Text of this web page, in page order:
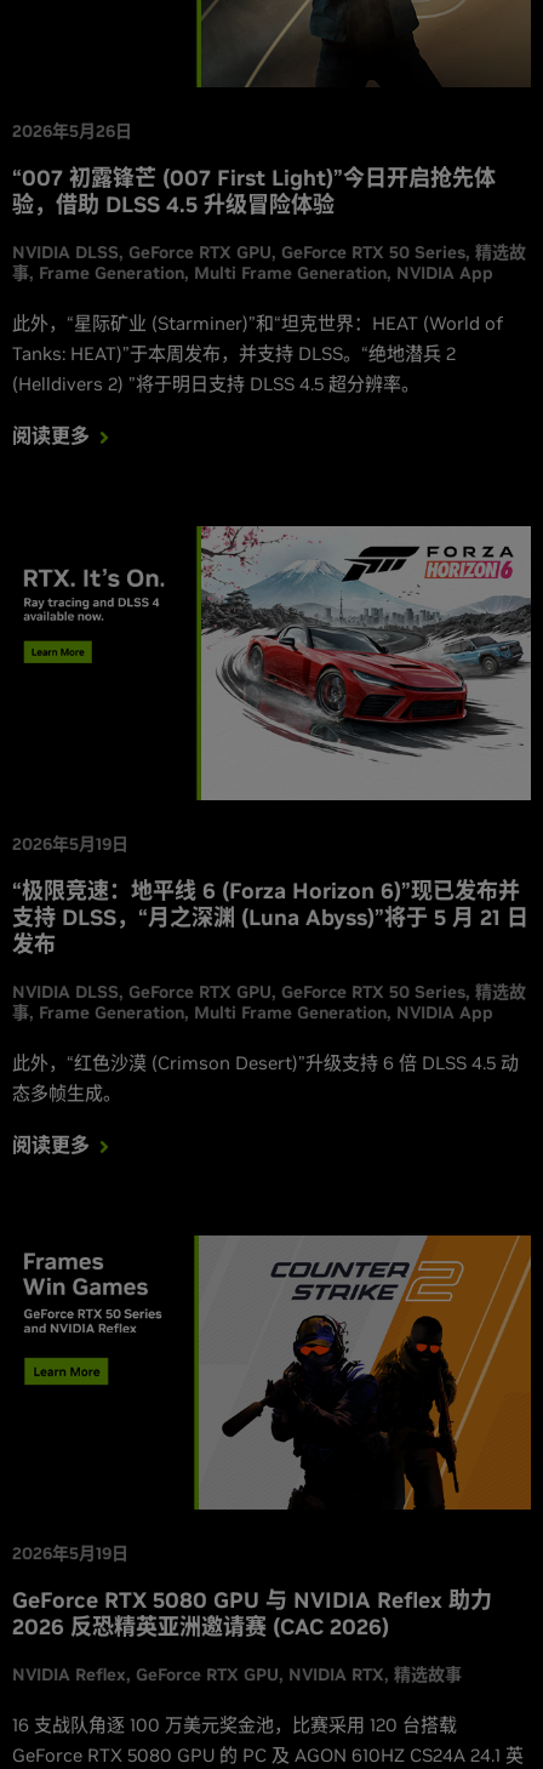
2026年5月26日
“007 初露锋芒 (007 First Light)”今日开启抢先体
验，借助 DLSS 4.5 升级冒险体验
NVIDIA DLSS GeForce RTX GPU GeForce RTX 50 Series 精选故
事 Frame Generation Multi Frame Generation NVIDIA App
此外，“星际矿业 (Starminer)”和“坦克世界：HEAT (World of
Tanks: HEAT)”于本周发布，并支持 DLSS。“绝地潜兵 2
(Helldivers 2) ”将于明日支持 DLSS 4.5 超分辨率。
阅读更多
2026年5月19日
“极限竞速：地平线 6 (Forza Horizon 6)”现已发布并
支持 DLSS，“月之深渊 (Luna Abyss)”将于 5 月 21 日
发布
NVIDIA DLSS GeForce RTX GPU GeForce RTX 50 Series 精选故
事 Frame Generation Multi Frame Generation NVIDIA App
此外，“红色沙漠 (Crimson Desert)”升级支持 6 倍 DLSS 4.5 动
态多帧生成。
阅读更多
2026年5月19日
GeForce RTX 5080 GPU 与 NVIDIA Reflex 助力
2026 反恐精英亚洲邀请赛 (CAC 2026)
NVIDIA Reflex GeForce RTX GPU NVIDIA RTX 精选故事
16 支战队角逐 100 万美元奖金池，比赛采用 120 台搭载
GeForce RTX 5080 GPU 的 PC 及 AGON 610HZ CS24A 24.1 英